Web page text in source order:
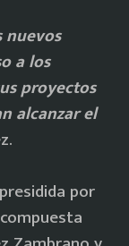
nuevos
a los
proyectos
alcanzar el
por